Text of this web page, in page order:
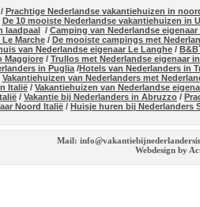
Prachtige Nederlandse vakantiehuizen in
De 10 mooiste Nederlandse vakantiehuizen in
laadpaal/ Camping van Nederlandse eigenaar
Marche/ De mooiste campings met
van Nederlandse eigenaar Le Langhe /
Maggiore/ Trullos met Nederlandse eigenaar
in Puglia /Hotels van Nederlanders in
Vakantiehuizen van Nederlanders met
Italië / Vakantiehuizen van Nederlandse
/ Vakantie bij Nederlanders in Abruzzo /
Noord Italië / Huisje huren bij Nederlanders
Mail:
Webdesign by